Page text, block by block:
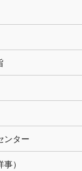
ンター
）